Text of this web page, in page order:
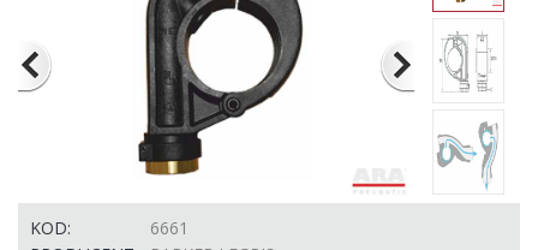
KOD:
6661